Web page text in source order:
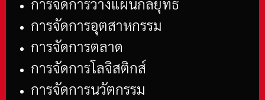
การจัดการวางแผนกลยุทธ
การจัดการอุตสาหกรรม
การจัดการตลาด
การจัดการโลจิสติกส์
การจัดการนวัตกรรม